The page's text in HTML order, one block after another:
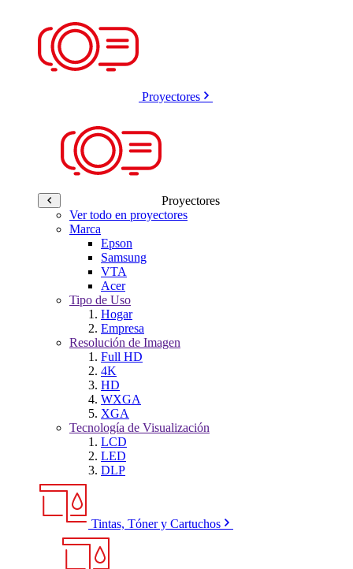
Proyectores
Proyectores
Ver todo en proyectores
Marca
Epson
Samsung
VTA
Acer
Tipo de Uso
Hogar
Empresa
Resolución de Imagen
Full HD
4K
HD
WXGA
XGA
Tecnología de Visualización
LCD
LED
DLP
Tintas, Tóner y Cartuchos